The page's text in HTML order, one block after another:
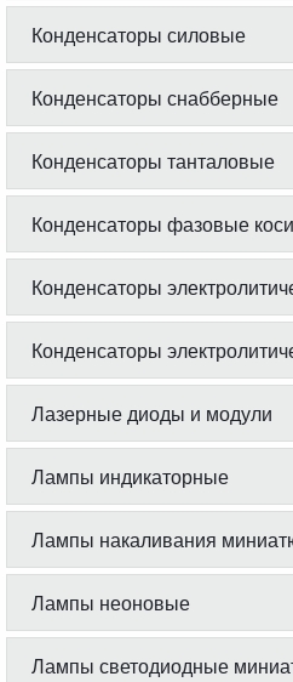
Конденсаторы силовые
Конденсаторы снабберные
Конденсаторы танталовые
Конденсаторы фазовые
Конденсаторы
Конденсаторы
Лазерные диоды и модули
Лампы индикаторные
Лампы накаливания
Лампы неоновые
Лампы светодиодные